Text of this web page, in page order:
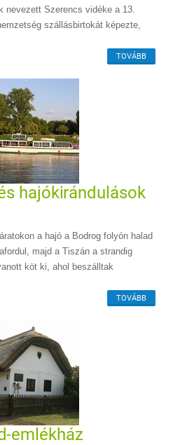
nevezett Szerencs vidéke a 13.
szállásbirtokát képezte,
TOVÁBB
hajókirándulások
a hajó a Bodrog folyón halad
majd a Tiszán a strandig
köt ki, ahol beszálltak
TOVÁBB
emlékház